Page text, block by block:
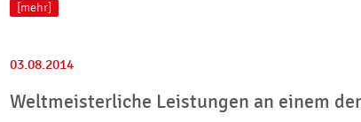
[mehr]
03.08.2014
Weltmeisterliche Leistungen an einem